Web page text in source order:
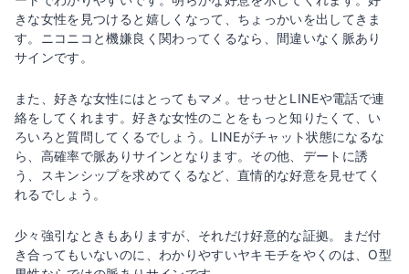
きな女性を見つけると嬉しくなって、ちょっかいを出してきま
す。ニコニコと機嫌良く関わってくるなら、間違いなく脈あり
サインです。
また、好きな女性にはとってもマメ。せっせとLINEや電話で連
絡をしてくれます。好きな女性のことをもっと知りたくて、い
ろいろと質問してくるでしょう。LINEがチャット状態になるな
ら、高確率で脈ありサインとなります。その他、デートに誘
う、スキンシップを求めてくるなど、直情的な好意を見せてく
れるでしょう。
少々強引なときもありますが、それだけ好意的な証拠。まだ付
き合ってもいないのに、わかりやすいヤキモチをやくのは、O型